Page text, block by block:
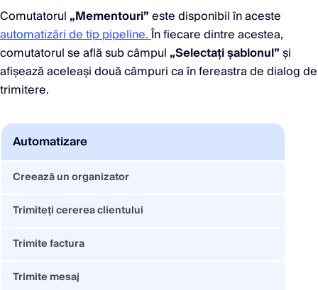
Comutatorul „Mementouri”este disponibil în aceste
automatizări de tip pipeline.În fiecare dintre acestea,
comutatorul se află sub câmpul „Selectați șablonul”și
afișează aceleași două câmpuri ca în fereastra de dialog de
trimitere.
Automatizare
Creează un organizator
Trimiteți cererea clientului
Trimite factura
Trimite mesaj